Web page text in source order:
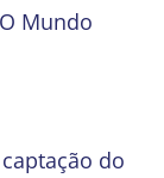
Mundo
do